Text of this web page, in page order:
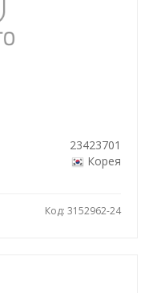
23423701
Корея
Код: 3152962-24